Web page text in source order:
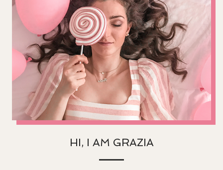
HI, I AM GRAZIA